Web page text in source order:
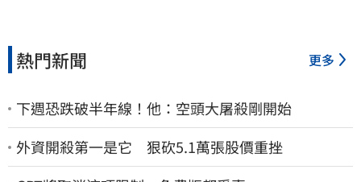
熱門新聞 更多
下週恐跌破半年線！他：空頭大屠殺剛開始
外資開殺第一是它 狠砍5.1萬張股價重挫